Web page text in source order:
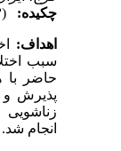
چکیده:
اهداف:
سبب
حاضر با
پذیرش و
زناشویی
انجام شد.